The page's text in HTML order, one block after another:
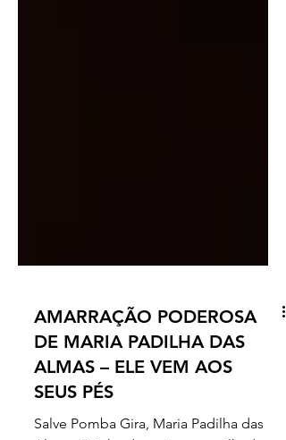
AMARRAÇÃO PODEROSA
DE MARIA PADILHA DAS
ALMAS – ELE VEM AOS
SEUS PÉS